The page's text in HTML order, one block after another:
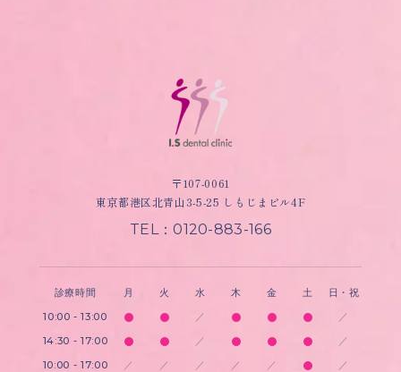
〒107-0061
東京都港区北青山3-5-25 しもじまビル4F
TEL：0120-883-166
診療時間 月 火 水 木 金 土 日・祝
10:00 - 13:00 ／ ／
14:30 - 17:00 ／ ／
10:00 - 17:00 ／ ／ ／ ／ ／ ／